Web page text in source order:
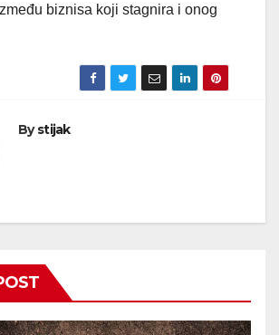
biznisa koji stagnira i onog
Bystijak